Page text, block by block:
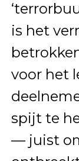
is het
voor het
spijt te
— juist